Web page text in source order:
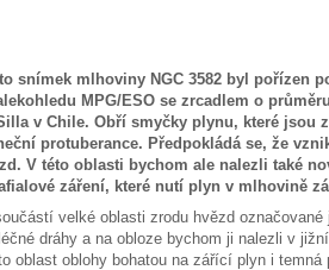
snímek mlhoviny NGC 3582 byl pořízen
MPG/ESO se zrcadlem o
v Chile. Obří smyčky plynu, které jsou
protuberance. Předpokládá se, že
V této oblasti bychom ale nalezli také
záření, které nutí plyn v mlhovině
velké oblasti zrodu hvězd označované
dráhy a na obloze bychom ji nalezli v
oblast oblohy bohatou na zářící plyn i temná